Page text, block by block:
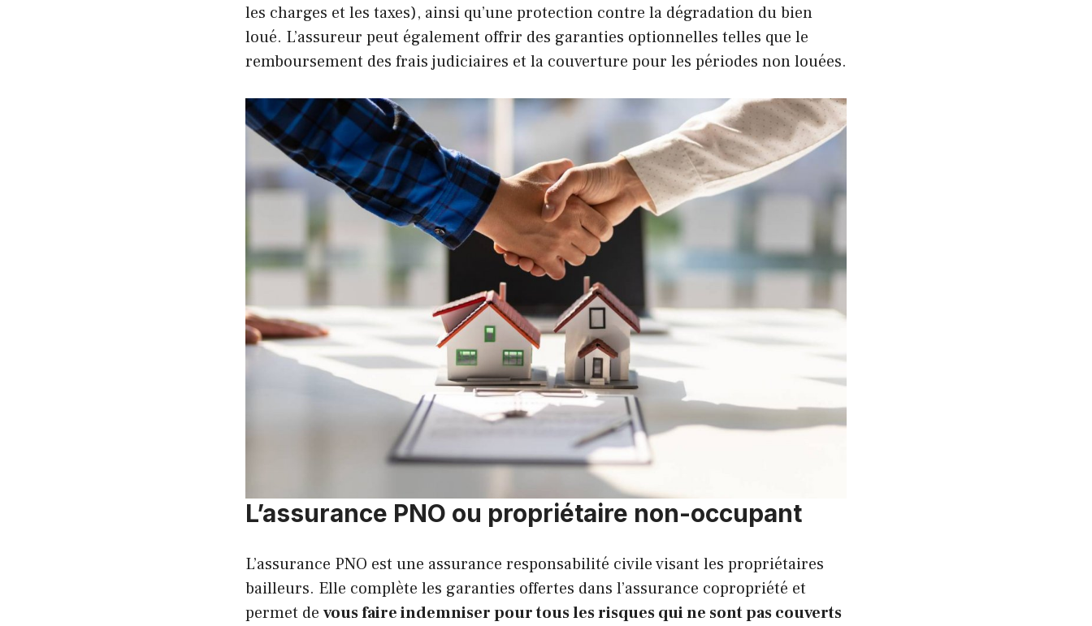
les charges et les taxes), ainsi qu’une protection contre la dégradation du bien
loué. L’assureur peut également offrir des garanties optionnelles telles que le
remboursement des frais judiciaires et la couverture pour les périodes non louées.
L’assurance PNO ou propriétaire non-occupant
L’assurance PNO est une assurance responsabilité civile visant les propriétaires
bailleurs. Elle complète les garanties offertes dans l’assurance copropriété et
permet de vous faire indemniser pour tous les risques qui ne sont pas couverts